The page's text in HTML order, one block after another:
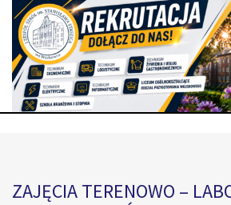
ZAJĘCIA TERENOWO –